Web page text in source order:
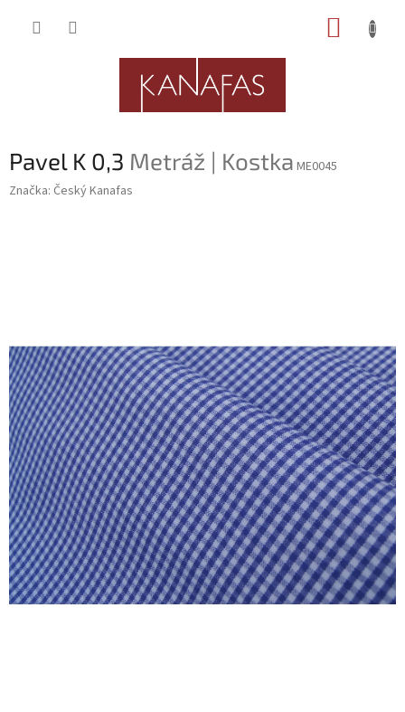
Pavel K 0,3 Metráž | Kostka ME0045
Značka: Český Kanafas